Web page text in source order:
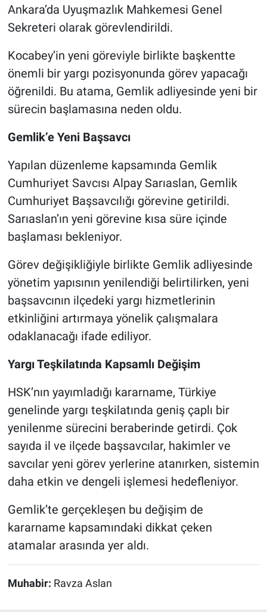
Ankara’da Uyuşmazlık Mahkemesi Genel
Sekreteri olarak görevlendirildi.
Kocabey’in yeni göreviyle birlikte başkentte
önemli bir yargı pozisyonunda görev yapacağı
öğrenildi. Bu atama, Gemlik adliyesinde yeni bir
sürecin başlamasına neden oldu.
Gemlik’e Yeni Başsavcı
Yapılan düzenleme kapsamında Gemlik
Cumhuriyet Savcısı Alpay Sarıaslan, Gemlik
Cumhuriyet Başsavcılığı görevine getirildi.
Sarıaslan’ın yeni görevine kısa süre içinde
başlaması bekleniyor.
Görev değişikliğiyle birlikte Gemlik adliyesinde
yönetim yapısının yenilendiği belirtilirken, yeni
başsavcının ilçedeki yargı hizmetlerinin
etkinliğini artırmaya yönelik çalışmalara
odaklanacağı ifade ediliyor.
Yargı Teşkilatında Kapsamlı Değişim
HSK’nın yayımladığı kararname, Türkiye
genelinde yargı teşkilatında geniş çaplı bir
yenilenme sürecini beraberinde getirdi. Çok
sayıda il ve ilçede başsavcılar, hakimler ve
savcılar yeni görev yerlerine atanırken, sistemin
daha etkin ve dengeli işlemesi hedefleniyor.
Gemlik’te gerçekleşen bu değişim de
kararname kapsamındaki dikkat çeken
atamalar arasında yer aldı.
Muhabir: Ravza Aslan